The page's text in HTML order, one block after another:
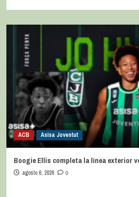
ACB Asisa Joventut
Boogie Ellis completa la línea exterior
agosto 6, 2026 0